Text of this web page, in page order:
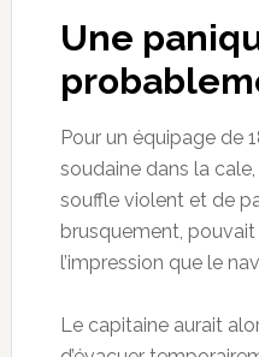
Une
Pour un équipage de
soudaine dans la
souffle violent et de
brusquement,
l’impression que le
Le capitaine aurait